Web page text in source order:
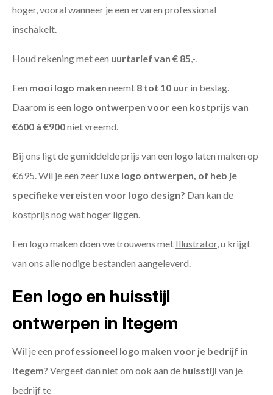
hoger, vooral wanneer je een ervaren professional
inschakelt.
Houd rekening met een uurtarief van € 85,-.
Een mooi logo maken neemt 8 tot 10 uur in beslag.
Daarom is een logo ontwerpen voor een kostprijs van
€600 à €900niet vreemd.
Bij ons ligt de gemiddelde prijs van een logo laten maken op
€695. Wil je een zeer luxe logo ontwerpen, of heb je
specifieke vereisten voor logo design? Dan kan de
kostprijs nog wat hoger liggen.
Een logo maken doen we trouwens met Illustrator, u krijgt
van ons alle nodige bestanden aangeleverd.
Een logo en huisstijl
ontwerpen in Itegem
Wil je een professioneel logo maken voor je bedrijf in
Itegem? Vergeet dan niet om ook aan de huisstijl van je
bedrijf te